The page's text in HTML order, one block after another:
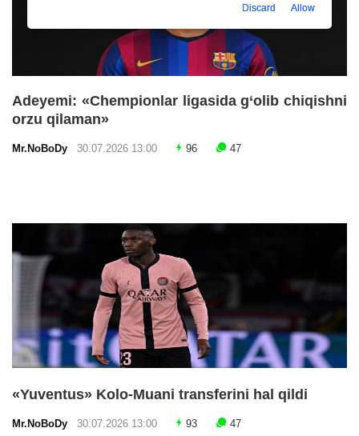
Adeyemi: «Chempionlar ligasida g‘olib chiqishni
orzu qilaman»
Mr.NoBoDy 30.07.2026 13:00 96 47
«Yuventus» Kolo-Muani transferini hal qildi
Mr.NoBoDy 30.07.2026 13:00 93 47
Discard Allow